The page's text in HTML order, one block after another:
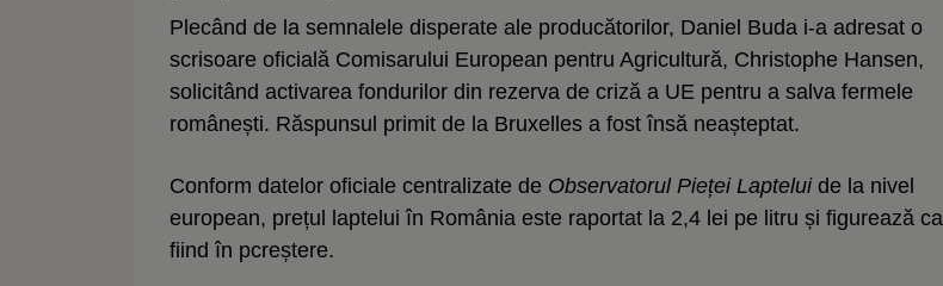
Plecând de la semnalele disperate ale producătorilor, Daniel Buda i-a adresat o
scrisoare oficială Comisarului European pentru Agricultură, Christophe Hansen,
solicitând activarea fondurilor din rezerva de criză a UE pentru a salva fermele
românești. Răspunsul primit de la Bruxelles a fost însă neașteptat.
Conform datelor oficiale centralizate de Observatorul Pieței Lapteluide la nivel
european, prețul laptelui în România este raportat la 2,4 lei pe litru și figurează ca
fiind în pcreștere.